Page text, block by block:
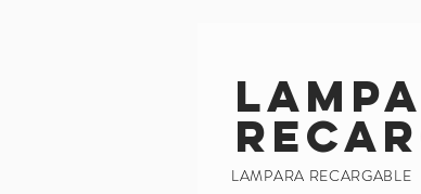
LAMPARA RECARGABLE